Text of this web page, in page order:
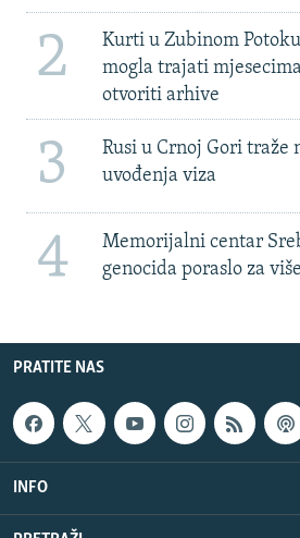
2
Kurti u Zubinom
mogla trajati
otvoriti arhive
3
Rusi u Crnoj Gori traže
uvođenja viza
4
Memorijalni centar
genocida poraslo za
PRATITE NAS
INFO